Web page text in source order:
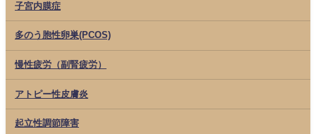
子宮内膜症
多のう胞性卵巣(PCOS)
慢性疲労（副腎疲労）
アトピー性皮膚炎
起立性調節障害